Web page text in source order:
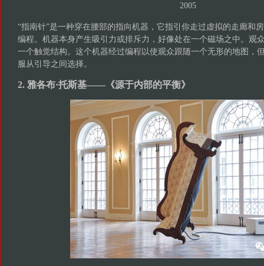
2005
“指南针”是一种穿在腰部的指向机器，它指引你走过虚拟的走廊和
编程。机器本身产生吸引力或排斥力，好像处在一个磁场之中。观
一个触觉结构。这个机器经过编程以使观众跟随一个无形的地图，
服从引导之间选择。
2. 雅各布·托斯基——《源于内部的平衡》